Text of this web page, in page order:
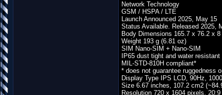
Network Technology
GSM / HSPA / LTE
Launch Announced 2025, May 15
Status Available. Released 2025,
Body Dimensions 165.7 x 76.2 x
Weight 193 g (6.81 oz)
SIM Nano-SIM + Nano-SIM
IP65 dust tight and water
MIL-STD-810H compliant*
* does not guarantee ruggedness
Display Type IPS LCD, 90Hz,
Size 6.67 inches, 107.2 cm2
Resolution 720 x 1604 pixels,